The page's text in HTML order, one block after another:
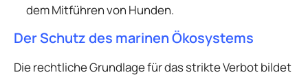
dem Mitführen von Hunden.
Der Schutz des marinen Ökosystems
Die rechtliche Grundlage für das strikte Verbot bildet